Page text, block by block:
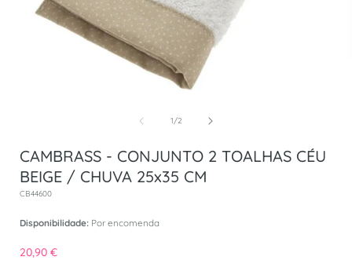
1/de
2
CAMBRASS - CONJUNTO 2 TOALHAS CÉU
BEIGE / CHUVA 25x35 CM
SKU:
CB44600
Disponibilidade: Por encomenda
Preço normal
20,90 €